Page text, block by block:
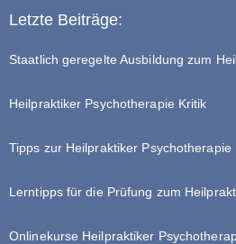
Letzte Beiträge:
Staatlich geregelte Ausbildung zum
Heilpraktiker Psychotherapie Kritik
Tipps zur Heilpraktiker Psychotherapie
Lerntipps für die Prüfung zum
Onlinekurse Heilpraktiker